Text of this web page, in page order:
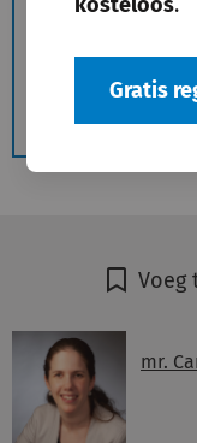
Gratis
Voeg
mr.